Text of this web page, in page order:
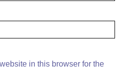
in this browser for the